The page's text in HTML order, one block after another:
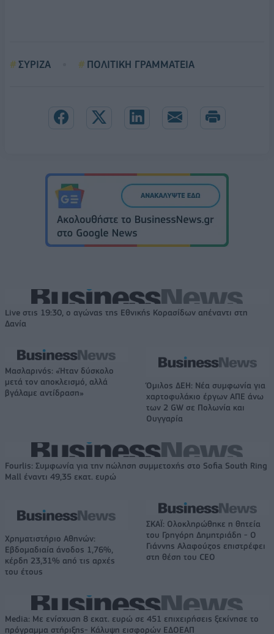
ΣΥΡΙΖΑ ΠΟΛΙΤΙΚΗ ΓΡΑΜΜΑΤΕΙΑ
Live στις 19:30, ο αγώνας της Εθνικής Κορασίδων απέναντι στη
Δανία
Μασλαρινός: «Ήταν δύσκολο
μετά τον αποκλεισμό, αλλά
βγάλαμε αντίδραση»
Όμιλος ΔΕΗ: Νέα συμφωνία για
χαρτοφυλάκιο έργων ΑΠΕ άνω
των 2 GW σε Πολωνία και
Ουγγαρία
Fourlis: Συμφωνία για την πώληση συμμετοχής στο Sofia South Ring
Mall έναντι 49,35 εκατ. ευρώ
Χρηματιστήριο Αθηνών:
Εβδομαδιαία άνοδος 1,76%,
κέρδη 23,31% από τις αρχές
του έτους
ΣΚΑΪ: Ολοκληρώθηκε η θητεία
του Γρηγόρη Δημητριάδη - Ο
Γιάννης Αλαφούζος επιστρέφει
στη θέση του CEO
Media: Με ενίσχυση 8 εκατ. ευρώ σε 451 επιχειρήσεις ξεκίνησε το
πρόγραμμα στήριξης- Κάλυψη εισφορών ΕΔΟΕΑΠ